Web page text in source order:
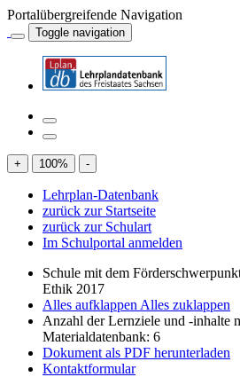
Portalübergreifende Navigation
Toggle navigation
+ 100% -
Lehrplan-Datenbank
zurück zur Startseite
zurück zur Schulart
Im Schulportal anmelden
Schule mit dem
Ethik 2017
Alles aufklappen Alles zuklappen
Anzahl der Lernziele und -inhalte
Materialdatenbank: 6
Dokument als PDF herunterladen
Kontaktformular